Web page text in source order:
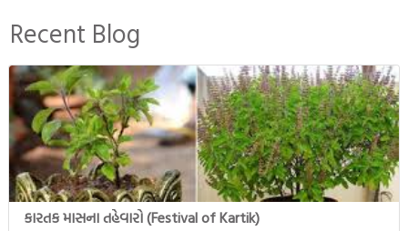
ઉત્તરાધિકારી તરીકે સ્થાપે છે તે
દૃશ્યો અંકિત થયાં છે. ટૂંકમાં બુદ્ધનાં
જીવનના અંતિમ દિવસોની યાત્રાનો
પરિપાક જોવા મળે […]
Recent Blog
કારતક માસના તહેવારો (Festival of Kartik)